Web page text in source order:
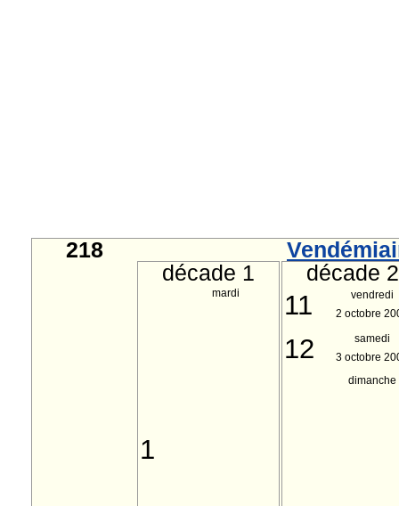
218
décade 1
1
mardi
décade 2
11
vendredi
2 octobre
12
samedi
3 octobre
dimanche